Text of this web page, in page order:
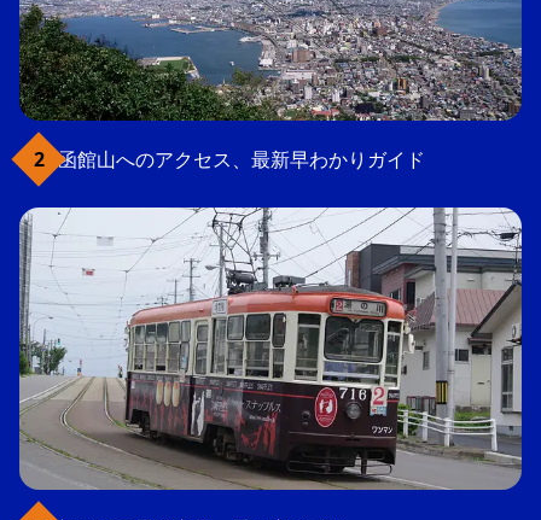
函館山へのアクセス、最新早わかりガイド